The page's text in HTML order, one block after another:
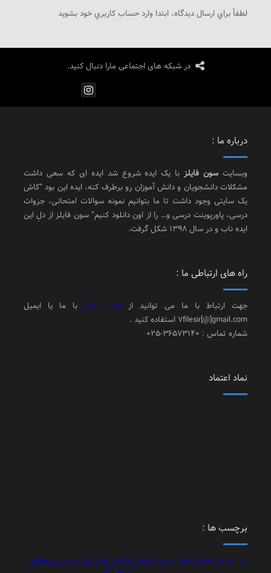
لطفاً براي ارسال دیدگاه، ابتدا وارد حساب كاربري خود بشويد
در شبکه های اجتماعی مارا دنبال کنید.
درباره ما :
وبسایت سون فایلزبا یک ایده شروع شد ایده ای که سعی داشت
مشکلات دانشجویان و دانش آموزان رو برطرف کنه، ایده این بود “کاش
یک سایتی وجود داشت تا ما بتوانیم نمونه سوالات امتحانی، جزوات
درسی، پاورپوینت درسی و… را از اون دانلود کنیم” سون فایلز از دلِ این
ایده ناب و در سال 1398 شکل گرفت.
راه های ارتباطی ما :
جهت ارتباط با ما می توانید از فرم تماس با ما یا ایمیل
7filesir[@]gmail.com استفاده کنید .
شماره تماس : 36573140-025
نماد اعتماد
برچسب ها :
آب آزمایشی آلودگی اجاره استرس انبارداری اکسلبارداری بهره وری بیماری